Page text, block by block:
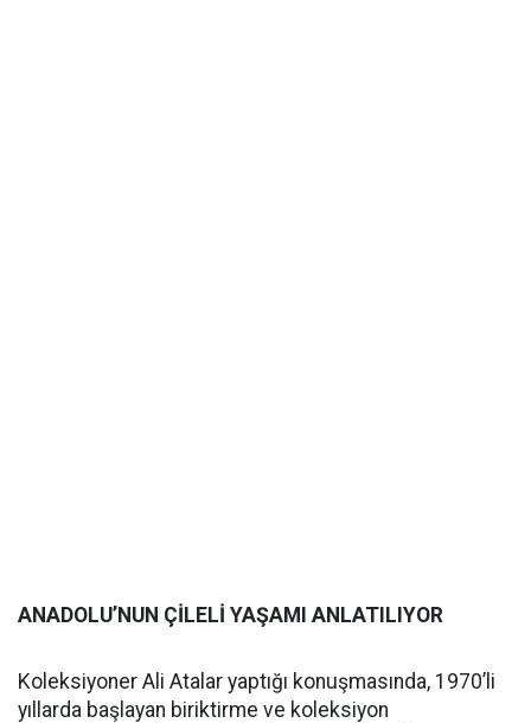
ANADOLU’NUN ÇİLELİ YAŞAMI ANLATILIYOR
Koleksiyoner Ali Atalar yaptığı konuşmasında, 1970’li
yıllarda başlayan biriktirme ve koleksiyon